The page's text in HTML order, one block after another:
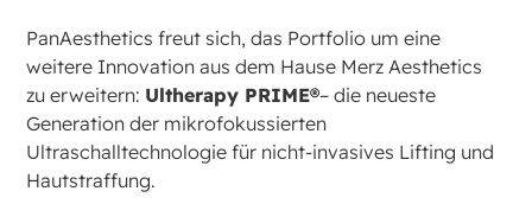
PanAesthetics freut sich, das Portfolio um eine
weitere Innovation aus dem Hause Merz Aesthetics
zu erweitern: Ultherapy PRIME®– die neueste
Generation der mikrofokussierten
Ultraschalltechnologie für nicht-invasives Lifting und
Hautstraffung.